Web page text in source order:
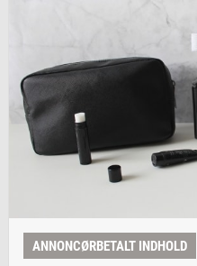
ANNONCØRBETALT INDHOLD